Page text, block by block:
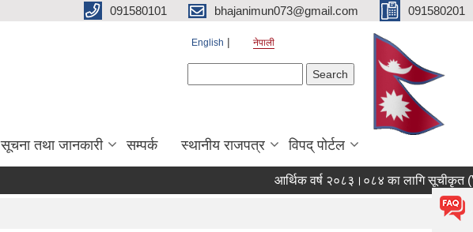
091580101 bhajanimun073@gmail.com 091580201
English नेपाली
सूचना तथा जानकारी सम्पर्क स्थानीय राजपत्र विपद् पोर्टल
आर्थिक वर्ष २०८३।०८४ का लागि सूचीकृत